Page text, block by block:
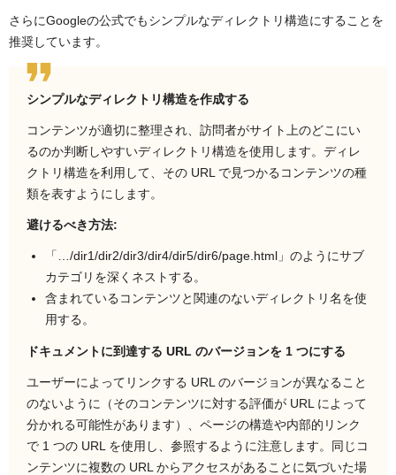
さらにGoogleの公式でもシンプルなディレクトリ構造にすることを
推奨しています。
シンプルなディレクトリ構造を作成する
コンテンツが適切に整理され、訪問者がサイト上のどこにい
るのか判断しやすいディレクトリ構造を使用します。ディレ
クトリ構造を利用して、その URL で見つかるコンテンツの種
類を表すようにします。
避けるべき方法:
「…/dir1/dir2/dir3/dir4/dir5/dir6/page.html」のようにサブ
カテゴリを深くネストする。
含まれているコンテンツと関連のないディレクトリ名を使
用する。
ドキュメントに到達する URL のバージョンを 1 つにする
ユーザーによってリンクする URL のバージョンが異なること
のないように（そのコンテンツに対する評価が URL によって
分かれる可能性があります）、ページの構造や内部的リンク
で 1 つの URL を使用し、参照するように注意します。同じコ
ンテンツに複数の URL からアクセスがあることに気づいた場